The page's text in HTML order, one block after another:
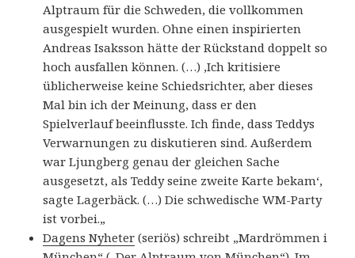
Alptraum für die Schweden, die vollkommen
ausgespielt wurden. Ohne einen inspirierten
Andreas Isaksson hätte der Rückstand doppelt so
hoch ausfallen können. (…) ‚Ich kritisiere
üblicherweise keine Schiedsrichter, aber dieses
Mal bin ich der Meinung, dass er den
Spielverlauf beeinflusste. Ich finde, dass Teddys
Verwarnungen zu diskutieren sind. Außerdem
war Ljungberg genau der gleichen Sache
ausgesetzt, als Teddy seine zweite Karte bekam‘,
sagte Lagerbäck. (…) Die schwedische WM-Party
ist vorbei.„
Dagens Nyheter (seriös) schreibt „Mardrömmen i